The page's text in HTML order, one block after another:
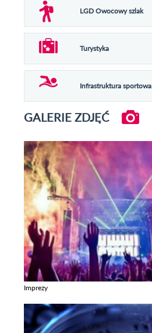
LGD Owocowy szlak
Turystyka
Infrastruktura sportowa
GALERIE ZDJĘĆ
Imprezy